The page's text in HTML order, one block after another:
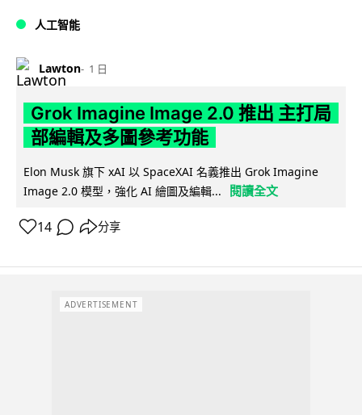
人工智能
Lawton 1 日
Grok Imagine Image 2.0 推出 主打局
部編輯及多圖參考功能
Elon Musk 旗下 xAI 以 SpaceXAI 名義推出 Grok Imagine
Image 2.0 模型，強化 AI 繪圖及編輯...
閱讀全文
14 分享
ADVERTISEMENT